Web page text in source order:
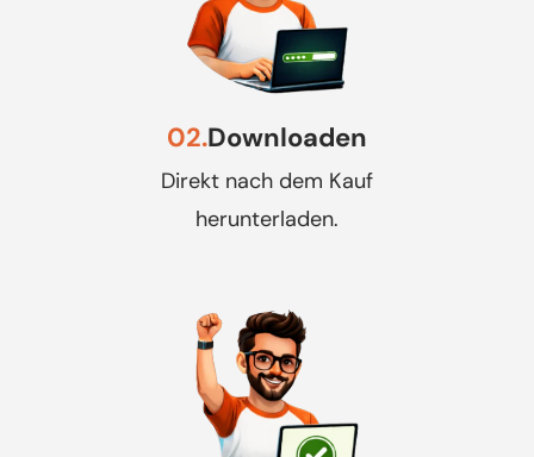
02.Downloaden
Direkt nach dem Kauf
herunterladen.